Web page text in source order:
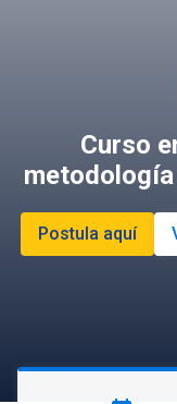
Curso
Postula aquí